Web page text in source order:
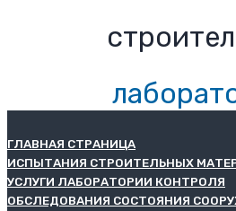
ГЛАВНАЯ СТРАНИЦА
ИСПЫТАНИЯ СТРОИТЕЛЬНЫХ
УСЛУГИ ЛАБОРАТОРИИ КОНТРОЛЯ
ОБСЛЕДОВАНИЯ СОСТОЯНИЯ